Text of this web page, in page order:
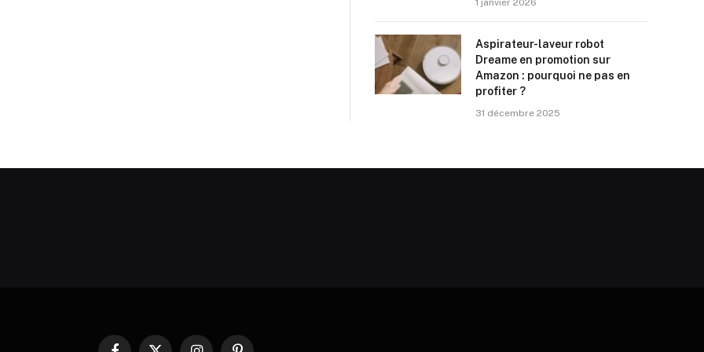
1 janvier 2026
Aspirateur-laveur robot
Dreame en promotion sur
Amazon : pourquoi ne pas en
profiter ?
31 décembre 2025